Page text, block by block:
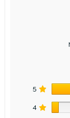
5
4